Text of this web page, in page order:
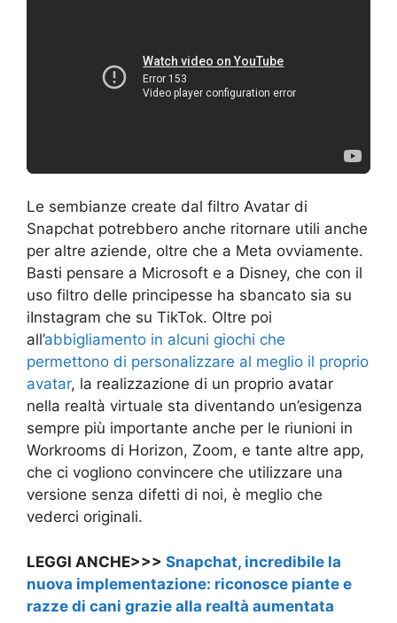
Le sembianze create dal filtro Avatar di
Snapchat potrebbero anche ritornare utili anche
per altre aziende, oltre che a Meta ovviamente.
Basti pensare a Microsoft e a Disney, che con il
uso filtro delle principesse ha sbancato sia su
iInstagram che su TikTok. Oltre poi
all’abbigliamento in alcuni giochi che
permettono di personalizzare al meglio il proprio
avatar, la realizzazione di un proprio avatar
nella realtà virtuale sta diventando un’esigenza
sempre più importante anche per le riunioni in
Workrooms di Horizon, Zoom, e tante altre app,
che ci vogliono convincere che utilizzare una
versione senza difetti di noi, è meglio che
vederci originali.
LEGGI ANCHE>>> Snapchat, incredibile la
nuova implementazione: riconosce piante e
razze di cani grazie alla realtà aumentata